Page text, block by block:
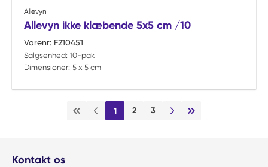
Allevyn
Allevyn ikke klæbende 5x5 cm /10
Varenr: F210451
Salgsenhed: 10-pak
Dimensioner: 5 x 5 cm
Første sideForrige side
1 2 3
Næste sideSidste side
Kontakt os